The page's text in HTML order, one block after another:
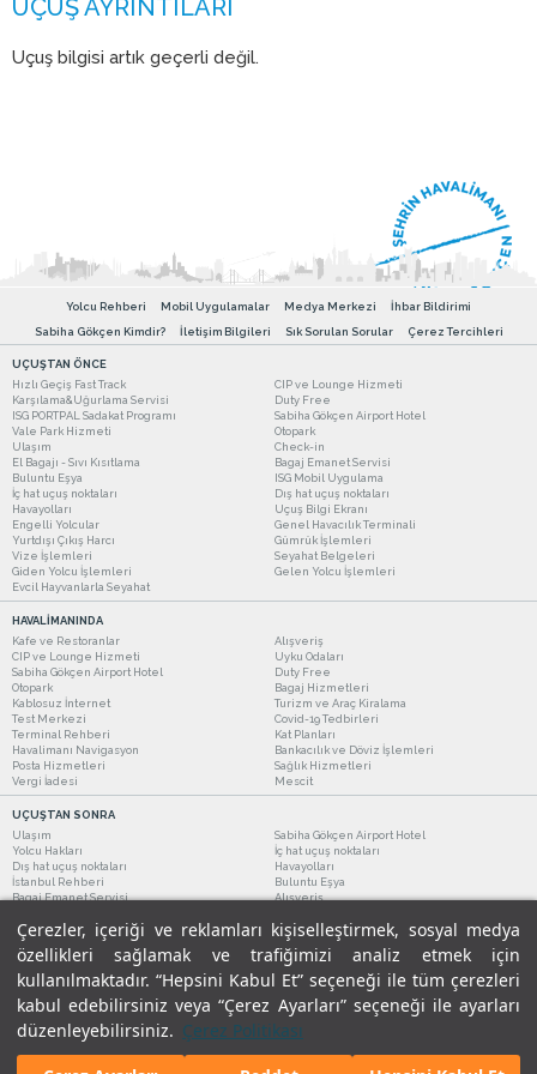
Çerezler, içeriği ve reklamları kişiselleştirmek, sosyal medya
özellikleri sağlamak ve trafiğimizi analiz etmek için
kullanılmaktadır. “Hepsini Kabul Et” seçeneği ile tüm çerezleri
kabul edebilirsiniz veya “Çerez Ayarları” seçeneği ile ayarları
düzenleyebilirsiniz. Çerez Politikası
Uçuş bilgisi artık geçerli değil.
Yolcu Rehberi Mobil Uygulamalar Medya Merkezi
İhbar Bildirimi
Sabiha Gökçen Kimdir?
İletişim Bilgileri Sık Sorulan Sorular Çerez Tercihleri
UÇUŞTAN ÖNCE
Hızlı Geçiş Fast Track
CIP ve Lounge Hizmeti
Karşılama&Uğurlama Servisi
Duty Free
ISG PORTPAL Sadakat Programı
Sabiha Gökçen Airport Hotel
Vale Park Hizmeti
Otopark
Ulaşım
Check-in
El Bagajı - Sıvı Kısıtlama
Bagaj Emanet Servisi
Buluntu Eşya
ISG Mobil Uygulama
İç hat uçuş noktaları
Dış hat uçuş noktaları
Havayolları
Uçuş Bilgi Ekranı
Engelli Yolcular
Genel Havacılık Terminali
Yurtdışı Çıkış Harcı
Gümrük İşlemleri
Vize İşlemleri
Seyahat Belgeleri
Giden Yolcu İşlemleri
Gelen Yolcu İşlemleri
Evcil Hayvanlarla Seyahat
HAVALİMANINDA
Kafe ve Restoranlar
Alışveriş
CIP ve Lounge Hizmeti
Uyku Odaları
Sabiha Gökçen Airport Hotel
Duty Free
Otopark
Bagaj Hizmetleri
Kablosuz İnternet
Turizm ve Araç Kiralama
Test Merkezi
Covid-19 Tedbirleri
Terminal Rehberi
Kat Planları
Havalimanı Navigasyon
Bankacılık ve Döviz İşlemleri
Posta Hizmetleri
Sağlık Hizmetleri
Vergi İadesi
Mescit
UÇUŞTAN SONRA
Ulaşım
Sabiha Gökçen Airport Hotel
Yolcu Hakları
İç hat uçuş noktaları
Dış hat uçuş noktaları
Havayolları
İstanbul Rehberi
Buluntu Eşya
Bagaj Emanet Servisi
Alışveriş